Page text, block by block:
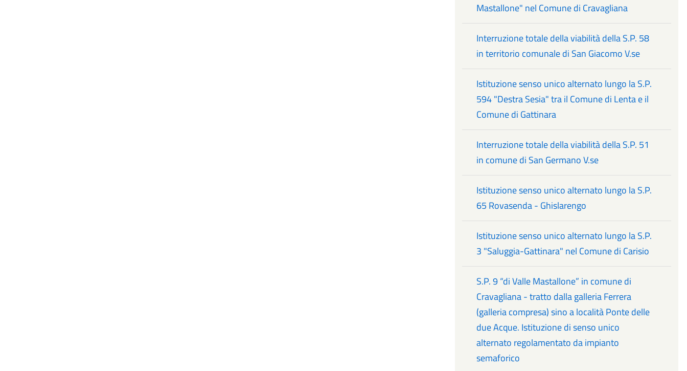
Mastallone" nel Comune di Cravagliana
Interruzione totale della viabilità della S.P. 58
in territorio comunale di San Giacomo V.se
Istituzione senso unico alternato lungo la S.P.
594 "Destra Sesia" tra il Comune di Lenta e il
Comune di Gattinara
Interruzione totale della viabilità della S.P. 51
in comune di San Germano V.se
Istituzione senso unico alternato lungo la S.P.
65 Rovasenda - Ghislarengo
Istituzione senso unico alternato lungo la S.P.
3 "Saluggia-Gattinara" nel Comune di Carisio
S.P. 9 “di Valle Mastallone” in comune di
Cravagliana - tratto dalla galleria Ferrera
(galleria compresa) sino a località Ponte delle
due Acque. Istituzione di senso unico
alternato regolamentato da impianto
semaforico